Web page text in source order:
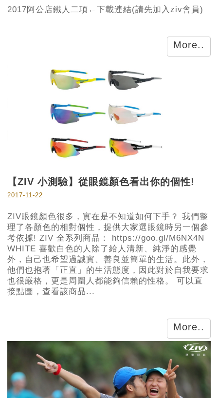
2017阿公店鐵人二項←下載連結(請先加入ziv會員)
More..
【ZIV 小測驗】從眼鏡顏色看出你的個性!
2017-11-22
ZIV眼鏡顏色很多，實在是不知道如何下手？ 我們整
理了各顏色的相對個性，提供大家選眼鏡時另一個參
考依據! ZIV 全系列商品： https://goo.gl/M6NX4N
WHITE 喜歡白色的人除了給人清新、純淨的感覺
外，自己也希望過誠實、善良並簡單的生活。此外，
他們也抱著「正直」的生活態度，因此對於自我要求
也很嚴格，更是周圍人都能夠信賴的性格。 可以直
接點圖，查看該商品...
More..